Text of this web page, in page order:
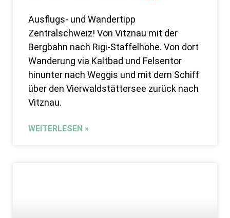
Ausflugs- und Wandertipp
Zentralschweiz! Von Vitznau mit der
Bergbahn nach Rigi-Staffelhöhe. Von dort
Wanderung via Kaltbad und Felsentor
hinunter nach Weggis und mit dem Schiff
über den Vierwaldstättersee zurück nach
Vitznau.
WEITERLESEN »